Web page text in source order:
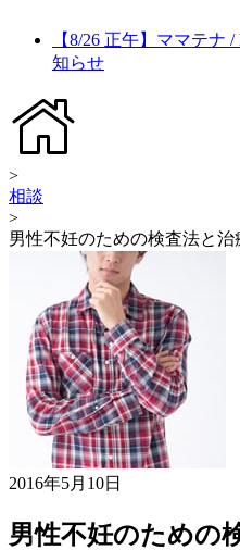
【8/26 正午】ママテナ
知らせ
>
相談
>
男性不妊のための検査法と治
2016年5月10日
男性不妊のための